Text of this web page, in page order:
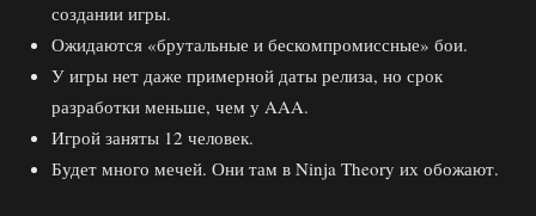
создании игры.
Ожидаются «брутальные и бескомпромиссные» бои.
У игры нет даже примерной даты релиза, но срок
разработки меньше, чем у AAA.
Игрой заняты 12 человек.
Будет много мечей. Они там в Ninja Theory их обожают.